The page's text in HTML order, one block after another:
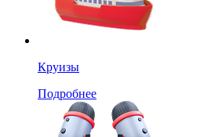
Круизы
Подробнее